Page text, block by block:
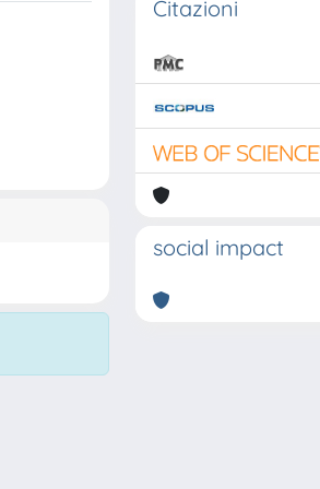
Citazioni
social impact